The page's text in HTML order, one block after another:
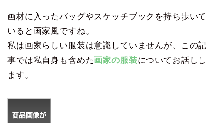
画材に入ったバッグやスケッチブックを持ち歩いて
いると画家風ですね。
私は画家らしい服装は意識していませんが、この記
事では私自身も含めた画家の服装についてお話しし
ます。